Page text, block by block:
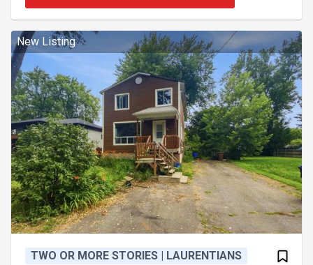
mélamine pleine hauteur - Hotte encastrée -
Luminaires et plusieurs
New Listing
TWO OR MORE STORIES | LAURENTIANS